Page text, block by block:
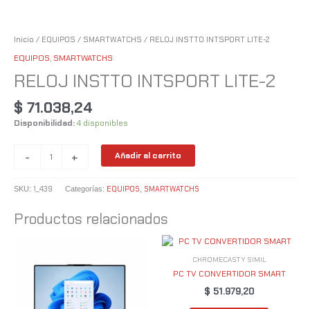
Inicio / EQUIPOS / SMARTWATCHS / RELOJ INSTTO INTSPORT LITE-2
EQUIPOS, SMARTWATCHS
RELOJ INSTTO INTSPORT LITE-2
$ 71.038,24
Disponibilidad:4 disponibles
- + Añadir al carrito
SKU: 1_439 Categorías: EQUIPOS SMARTWATCHS
Productos relacionados
CHROMECAST Y SIMIL
PC TV CONVERTIDOR SMART
$ 51.979,20